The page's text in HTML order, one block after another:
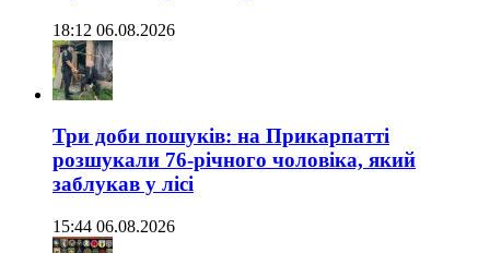
18:12 06.08.2026
Три доби пошуків: на Прикарпатті
розшукали 76-річного чоловіка, який
заблукав у лісі
15:44 06.08.2026